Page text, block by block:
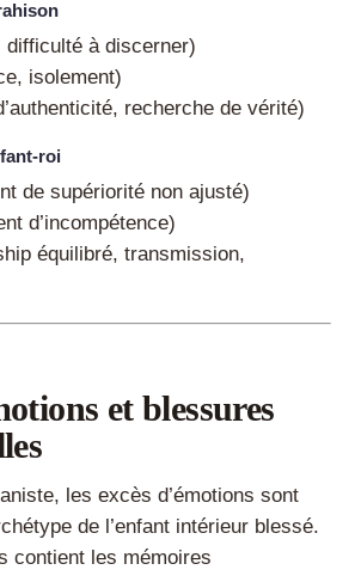
difficulté à discerner)
isolement)
recherche de vérité)
roi
de supériorité non ajusté)
d’incompétence)
équilibré, transmission,
et blessures
les excès d’émotions sont
de l’enfant intérieur blessé.
contient les mémoires